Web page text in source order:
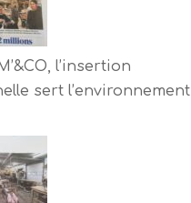
l’insertion
sert l’environnement